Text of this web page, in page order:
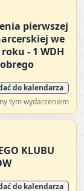
pierwszej
we
- 1 WDH
do kalendarza
tym wydarzeniem
KLUBU
do kalendarza